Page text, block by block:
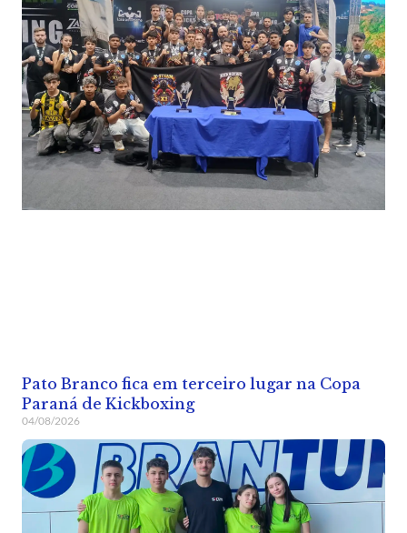
Pato Branco fica em terceiro lugar na Copa
Paraná de Kickboxing
04/08/2026